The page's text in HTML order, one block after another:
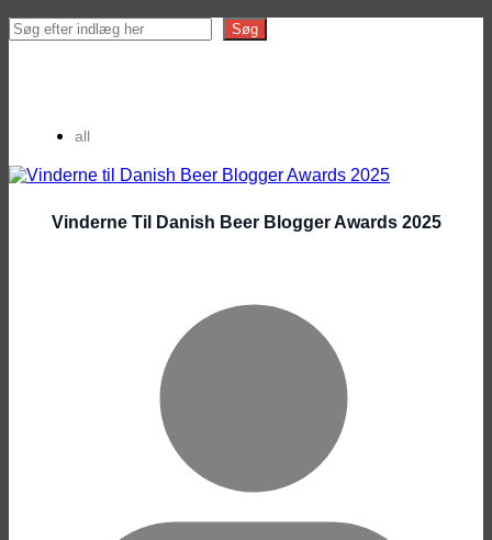
Search
Søg
all
Vinderne Til Danish Beer Blogger Awards 2025